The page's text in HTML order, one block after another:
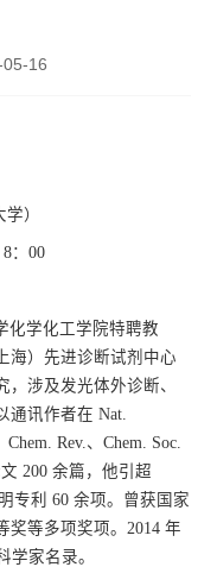
05-16
学）
8：00
化学化工学院特聘教
海）先进诊断试剂中心
涉及发光体外诊断、
通讯作者在 Nat.
Rev.、Chem. Soc.
200 余篇，他引超
专利 60 余项。曾获国家
奖等多项奖项。 2014 年
学家名录。